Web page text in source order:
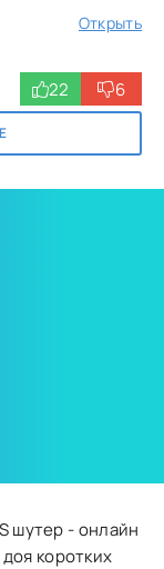
Открыть
22 6
шутер - онлайн
коротких